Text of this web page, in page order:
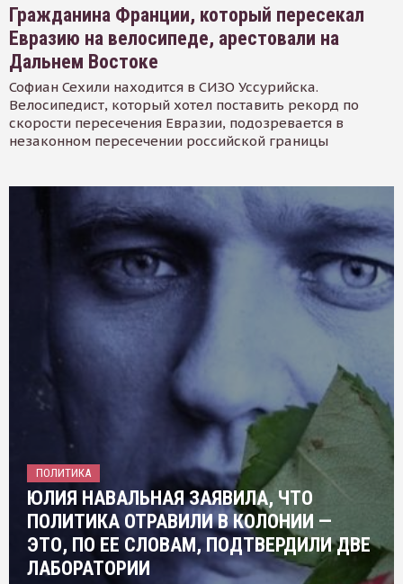
Гражданина Франции, который пересекал
Евразию на велосипеде, арестовали на
Дальнем Востоке
Софиан Сехили находится в СИЗО Уссурийска.
Велосипедист, который хотел поставить рекорд по
скорости пересечения Евразии, подозревается в
незаконном пересечении российской границы
ПОЛИТИКА
ЮЛИЯ НАВАЛЬНАЯ ЗАЯВИЛА, ЧТО
ПОЛИТИКА ОТРАВИЛИ В КОЛОНИИ —
ЭТО, ПО ЕЕ СЛОВАМ, ПОДТВЕРДИЛИ ДВЕ
ЛАБОРАТОРИИ